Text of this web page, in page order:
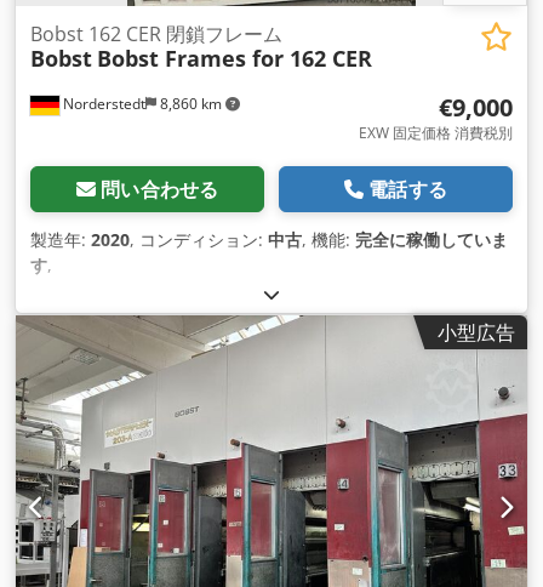
Norderstedt 8,860 km
Bobst 162 CER 閉鎖フレーム
Bobst Bobst Frames for 162 CER
€9,000
EXW 固定価格 消費税別
問い合わせる 電話する
製造年: 2020, コンディション: 中古, 機能: 完全に稼働していま
す,
小型広告